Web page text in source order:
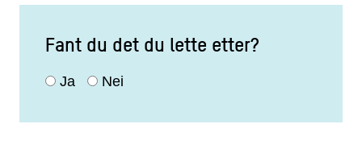
Fant du det du lette etter?
Ja Nei